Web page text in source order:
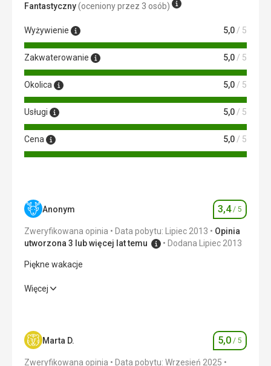
Fantastyczny(oceniony przez 3 osób)
Wyżywienie 5,0 / 5
Zakwaterowanie 5,0 / 5
Okolica 5,0 / 5
Usługi 5,0 / 5
Cena 5,0 / 5
Anonym Ocena
3,4/ 5
Zweryfikowana opinia Data pobytu: Lipiec 2013
Opinia
utworzona 3 lub więcej lat temu
Dodana Lipiec 2013
Piękne wakacje
Piękne wakacje
Zakwaterowanie 3,0/ 5
Okolica 4,0
Więcej
Marta D. Ocena
5,0 / 5
Zweryfikowana opinia
Data pobytu: Wrzesień 2025